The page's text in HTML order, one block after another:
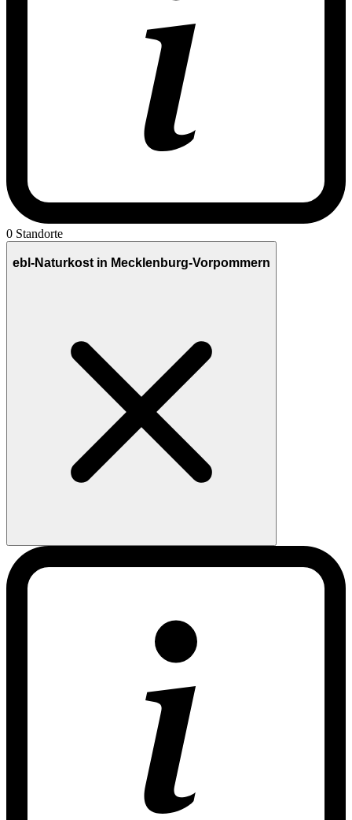
0 Standorte
ebl-Naturkost in Mecklenburg-Vorpommern